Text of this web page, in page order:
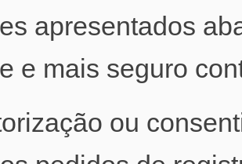
apresentados
e mais seguro
ou